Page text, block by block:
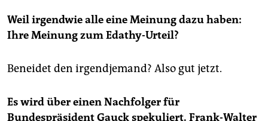
Weil irgendwie alle eine Meinung dazu haben:
Ihre Meinung zum Edathy-Urteil?
Beneidet den irgendjemand? Also gut jetzt.
Es wird über einen Nachfolger für
Bundespräsident Gauck spekuliert. Frank-Walter